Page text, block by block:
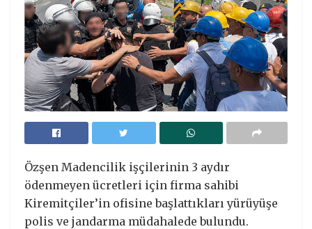
Özşen Madencilik işçilerinin 3 aydır
ödenmeyen ücretleri için firma sahibi
Kiremitçiler’in ofisine başlattıkları yürüyüşe
polis ve jandarma müdahalede bulundu.